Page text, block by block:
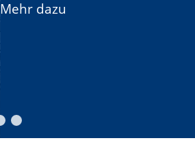
Mehr dazu
Mehr dazu